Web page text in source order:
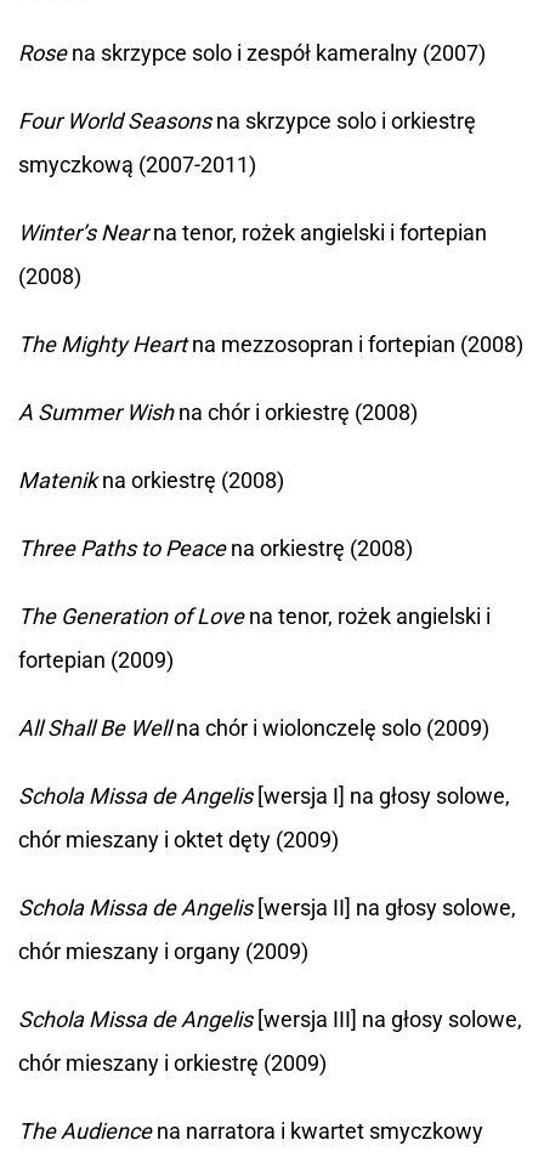
Rosena skrzypce solo i zespół kameralny (2007)
Four World Seasonsna skrzypce solo i orkiestrę
smyczkową (2007-2011)
Winter’s Nearna tenor, rożek angielski i fortepian
(2008)
The Mighty Heartna mezzosopran i fortepian (2008)
A Summer Wishna chór i orkiestrę (2008)
Matenikna orkiestrę (2008)
Three Paths to Peacena orkiestrę (2008)
The Generation of Lovena tenor, rożek angielski i
fortepian (2009)
All Shall Be Wellna chór i wiolonczelę solo (2009)
Schola Missa de Angelis[wersja I] na głosy solowe,
chór mieszany i oktet dęty (2009)
Schola Missa de Angelis[wersja II] na głosy solowe,
chór mieszany i organy (2009)
Schola Missa de Angelis[wersja III] na głosy solowe,
chór mieszany i orkiestrę (2009)
The Audiencena narratora i kwartet smyczkowy